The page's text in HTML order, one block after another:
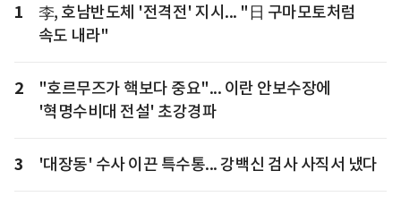
1
李, 호남반도체 '전격전' 지시... "日 구마모토처럼
속도 내라"
2
"호르무즈가 핵보다 중요"... 이란 안보수장에
'혁명수비대 전설' 초강경파
3 '대장동' 수사 이끈 특수통... 강백신 검사 사직서 냈다